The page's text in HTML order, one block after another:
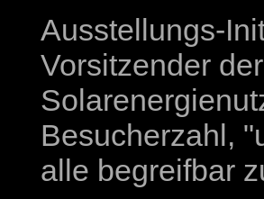
Ausstellungs-
Vorsitzender
Besucherzahl,
alle begreifbar